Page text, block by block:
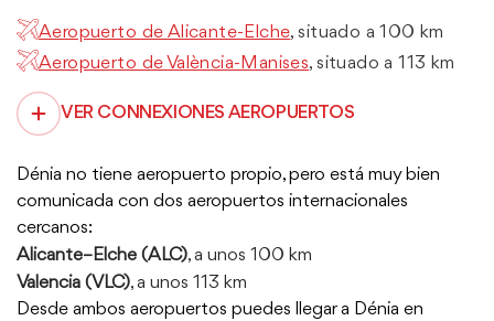
Aeropuerto de Alicante-Elche, situado a 100 km
Aeropuerto de València-Manises, situado a 113 km
VER CONNEXIONES AEROPUERTOS
Dénia no tiene aeropuerto propio, pero está muy bien
comunicada con dos aeropuertos internacionales
cercanos:
Alicante–Elche (ALC), a unos 100 km
Valencia (VLC), a unos 113 km
Desde ambos aeropuertos puedes llegar a Dénia en